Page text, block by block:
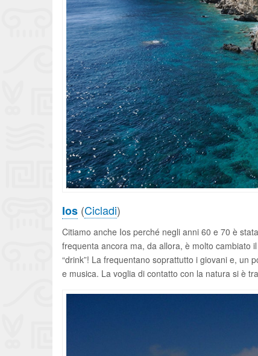
Ios (Cicladi)
Citiamo anche Ios perché negli anni 60 e 70 è
frequenta ancora ma, da allora, è molto cambiato
“drink”! La frequentano soprattutto i giovani e, un
e musica. La voglia di contatto con la natura si è